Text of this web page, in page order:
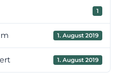
1
1. August 2019
1. August 2019